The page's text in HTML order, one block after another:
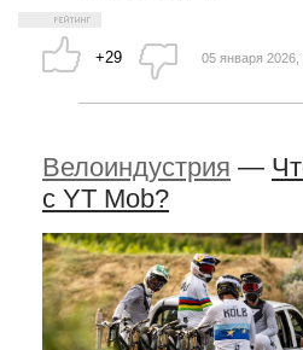
+29 05 января 2026,
Велоиндустрия —
с YT Mob?